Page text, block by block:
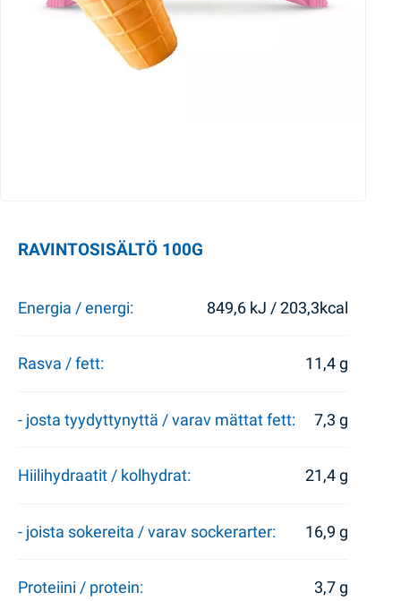
RAVINTOSISÄLTÖ 100G
Energia / energi: 849,6 kJ / 203,3kcal
Rasva / fett: 11,4 g
- josta tyydyttynyttä / varav mättat fett: 7,3 g
Hiilihydraatit / kolhydrat: 21,4 g
- joista sokereita / varav sockerarter: 16,9 g
Proteiini / protein: 3,7 g